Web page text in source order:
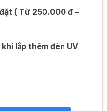
( Từ 250.000 đ –
lắp thêm đèn UV